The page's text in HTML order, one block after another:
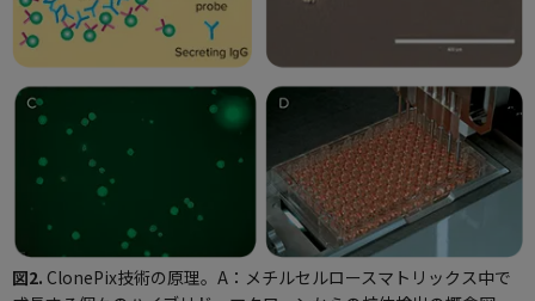
図2. ClonePix技術の原理。A：メチルセルロースマトリックス中で